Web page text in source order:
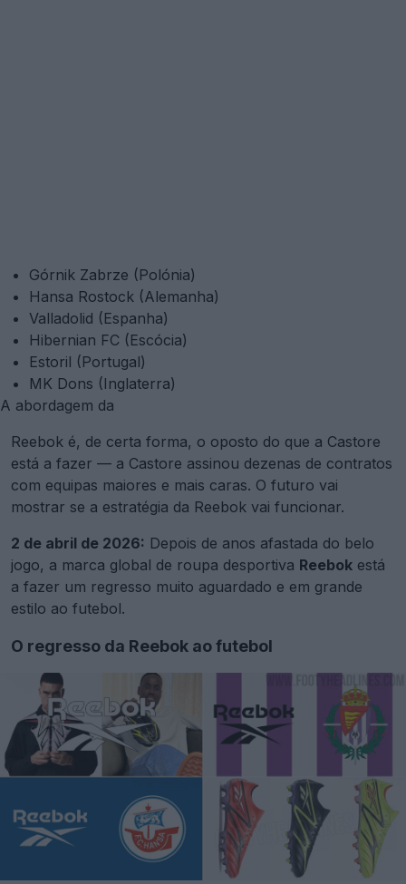
Górnik Zabrze (Polónia)
Hansa Rostock (Alemanha)
Valladolid (Espanha)
Hibernian FC (Escócia)
Estoril (Portugal)
MK Dons (Inglaterra)
A abordagem da
Reebok é, de certa forma, o oposto do que a Castore
está a fazer — a Castore assinou dezenas de contratos
com equipas maiores e mais caras. O futuro vai
mostrar se a estratégia da Reebok vai funcionar.
2 de abril de 2026: Depois de anos afastada do belo
jogo, a marca global de roupa desportiva Reebok está
a fazer um regresso muito aguardado e em grande
estilo ao futebol.
O regresso da Reebok ao futebol